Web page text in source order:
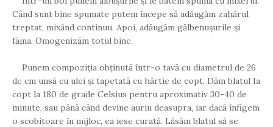
Când sunt bine spumate putem începe să adăugăm zahărul
treptat, mixând continuu. Apoi, adăugăm gălbenușurile și
făina. Omogenizăm totul bine.
Punem compoziția obținută într-o tavă cu diametrul de 26
de cm unsă cu ulei și tapetată cu hârtie de copt. Dăm blatul Ia
copt la 180 de grade Celsius pentru aproximativ 30-40 de
minute, sau până când devine auriu deasupra, iar dacă înfigem
o scobitoare în mijloc, ea iese curată. Lăsăm blatul să se